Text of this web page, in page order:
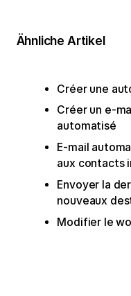
Ähnliche Artikel
Créer une
Créer un e-
automatisé
E-mail
aux contacts
Envoyer la
nouveaux
Modifier le